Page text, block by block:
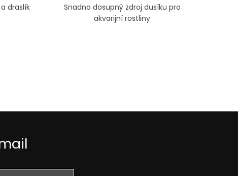
draslík
Snadno dosupný zdroj dusíku pro
akvarijní rostliny